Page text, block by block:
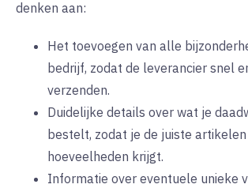
denken aan:
Het toevoegen van alle
bedrijf, zodat de leverancier snel
verzenden.
Duidelijke details over wat je
bestelt, zodat je de juiste artikelen
hoeveelheden krijgt.
Informatie over eventuele unieke